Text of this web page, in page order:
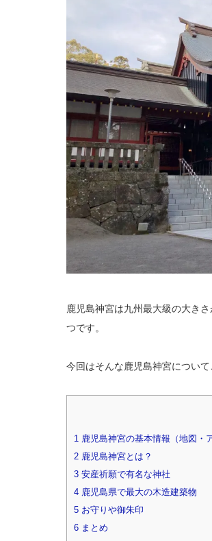
鹿児島神宮は九州最大級の大き
つです。
今回はそんな鹿児島神宮について
1 鹿児島神宮の基本情報（地図・
2 鹿児島神宮とは？
3 安産祈願で有名な神社
4 鹿児島県で最大の木造建築物
5 お守りや御朱印
6 まとめ